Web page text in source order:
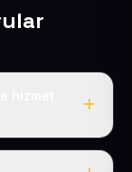
ve Pınarbaşı